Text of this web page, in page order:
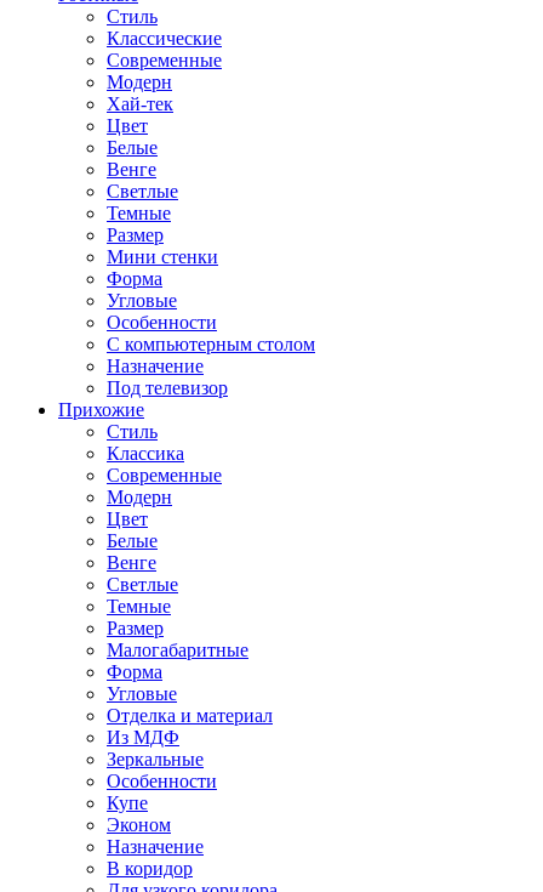
Стиль
Классические
Современные
Модерн
Хай-тек
Цвет
Белые
Венге
Светлые
Темные
Размер
Мини стенки
Форма
Угловые
Особенности
С компьютерным столом
Назначение
Под телевизор
Прихожие
Стиль
Классика
Современные
Модерн
Цвет
Белые
Венге
Светлые
Темные
Размер
Малогабаритные
Форма
Угловые
Отделка и материал
Из МДФ
Зеркальные
Особенности
Купе
Эконом
Назначение
В коридор